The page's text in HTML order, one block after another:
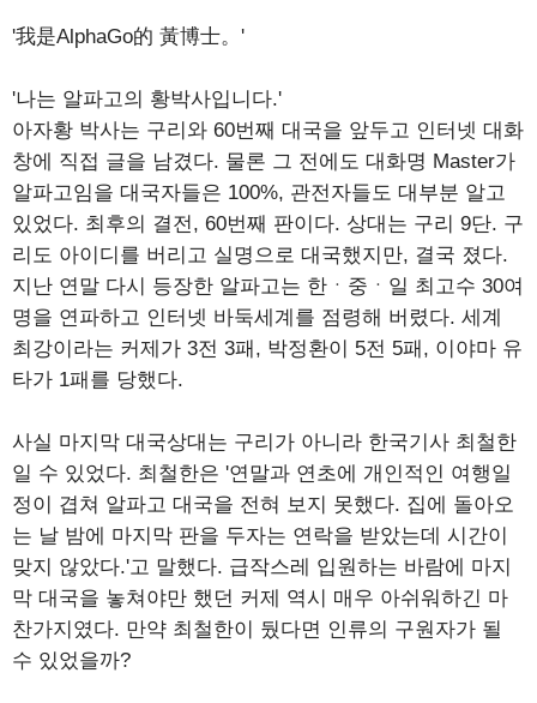
'我是AlphaGo的 黃博士。'
'나는 알파고의 황박사입니다.'
아자황 박사는 구리와 60번째 대국을 앞두고 인터넷 대화
창에 직접 글을 남겼다. 물론 그 전에도 대화명 Master가
알파고임을 대국자들은 100%, 관전자들도 대부분 알고
있었다. 최후의 결전, 60번째 판이다. 상대는 구리 9단. 구
리도 아이디를 버리고 실명으로 대국했지만, 결국 졌다.
지난 연말 다시 등장한 알파고는 한ㆍ중ㆍ일 최고수 30여
명을 연파하고 인터넷 바둑세계를 점령해 버렸다. 세계
최강이라는 커제가 3전 3패, 박정환이 5전 5패, 이야마 유
타가 1패를 당했다.
사실 마지막 대국상대는 구리가 아니라 한국기사 최철한
일 수 있었다. 최철한은 '연말과 연초에 개인적인 여행일
정이 겹쳐 알파고 대국을 전혀 보지 못했다. 집에 돌아오
는 날 밤에 마지막 판을 두자는 연락을 받았는데 시간이
맞지 않았다.'고 말했다. 급작스레 입원하는 바람에 마지
막 대국을 놓쳐야만 했던 커제 역시 매우 아쉬워하긴 마
찬가지였다. 만약 최철한이 뒀다면 인류의 구원자가 될
수 있었을까?